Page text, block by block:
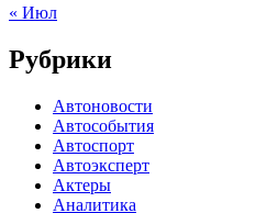
« Июл
Рубрики
Автоновости
Автособытия
Автоспорт
Автоэксперт
Актеры
Аналитика